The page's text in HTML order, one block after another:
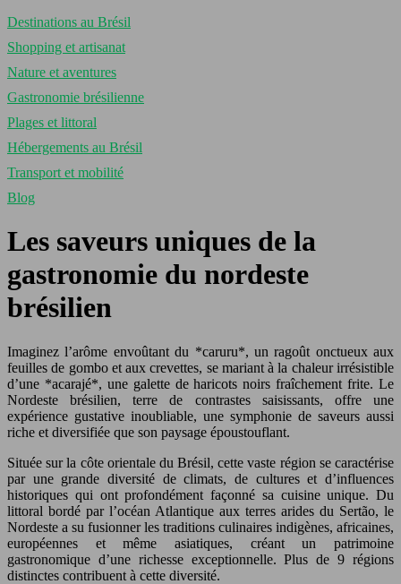
Destinations au Brésil
Shopping et artisanat
Nature et aventures
Gastronomie brésilienne
Plages et littoral
Hébergements au Brésil
Transport et mobilité
Blog
Les saveurs uniques de la
gastronomie du nordeste
brésilien
Imaginez l’arôme envoûtant du *caruru*, un ragoût onctueux aux
feuilles de gombo et aux crevettes, se mariant à la chaleur irrésistible
d’une *acarajé*, une galette de haricots noirs fraîchement frite. Le
Nordeste brésilien, terre de contrastes saisissants, offre une
expérience gustative inoubliable, une symphonie de saveurs aussi
riche et diversifiée que son paysage époustouflant.
Située sur la côte orientale du Brésil, cette vaste région se caractérise
par une grande diversité de climats, de cultures et d’influences
historiques qui ont profondément façonné sa cuisine unique. Du
littoral bordé par l’océan Atlantique aux terres arides du Sertão, le
Nordeste a su fusionner les traditions culinaires indigènes, africaines,
européennes et même asiatiques, créant un patrimoine
gastronomique d’une richesse exceptionnelle. Plus de 9 régions
distinctes contribuent à cette diversité.